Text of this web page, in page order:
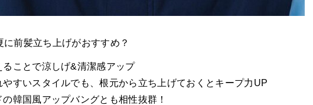
に前髪立ち上げがおすすめ？
ることで涼しげ&清潔感アップ
やすいスタイルでも、根元から立ち上げておくとキープ力UP
の韓国風アップバングとも相性抜群！